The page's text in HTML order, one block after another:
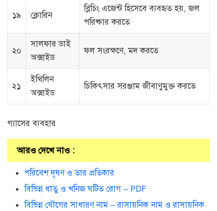
১৯ ক্লোরিন
ব্লিচিং এজেন্ট হিসেবে ব্যবহৃত হয়, জল
পরিষ্কার করতে
২০
সালফার ডাই
অক্সাইড
ফল সংরক্ষণে, মদ করতে
২১
ইথিলিন
অক্সাইড
চিকিৎসার সরঞ্জাম জীবাণুমুক্ত করতে
গ্যাসের ব্যবহার
আরও দেখে নাও :
পরিবেশ দূষণ ও তার প্রতিকার
বিভিন্ন ধাতু ও খনিজ ঘটিত রোগ – PDF
বিভিন্ন যৌগের সাধারণ নাম – রাসায়নিক নাম ও রাসায়নিক